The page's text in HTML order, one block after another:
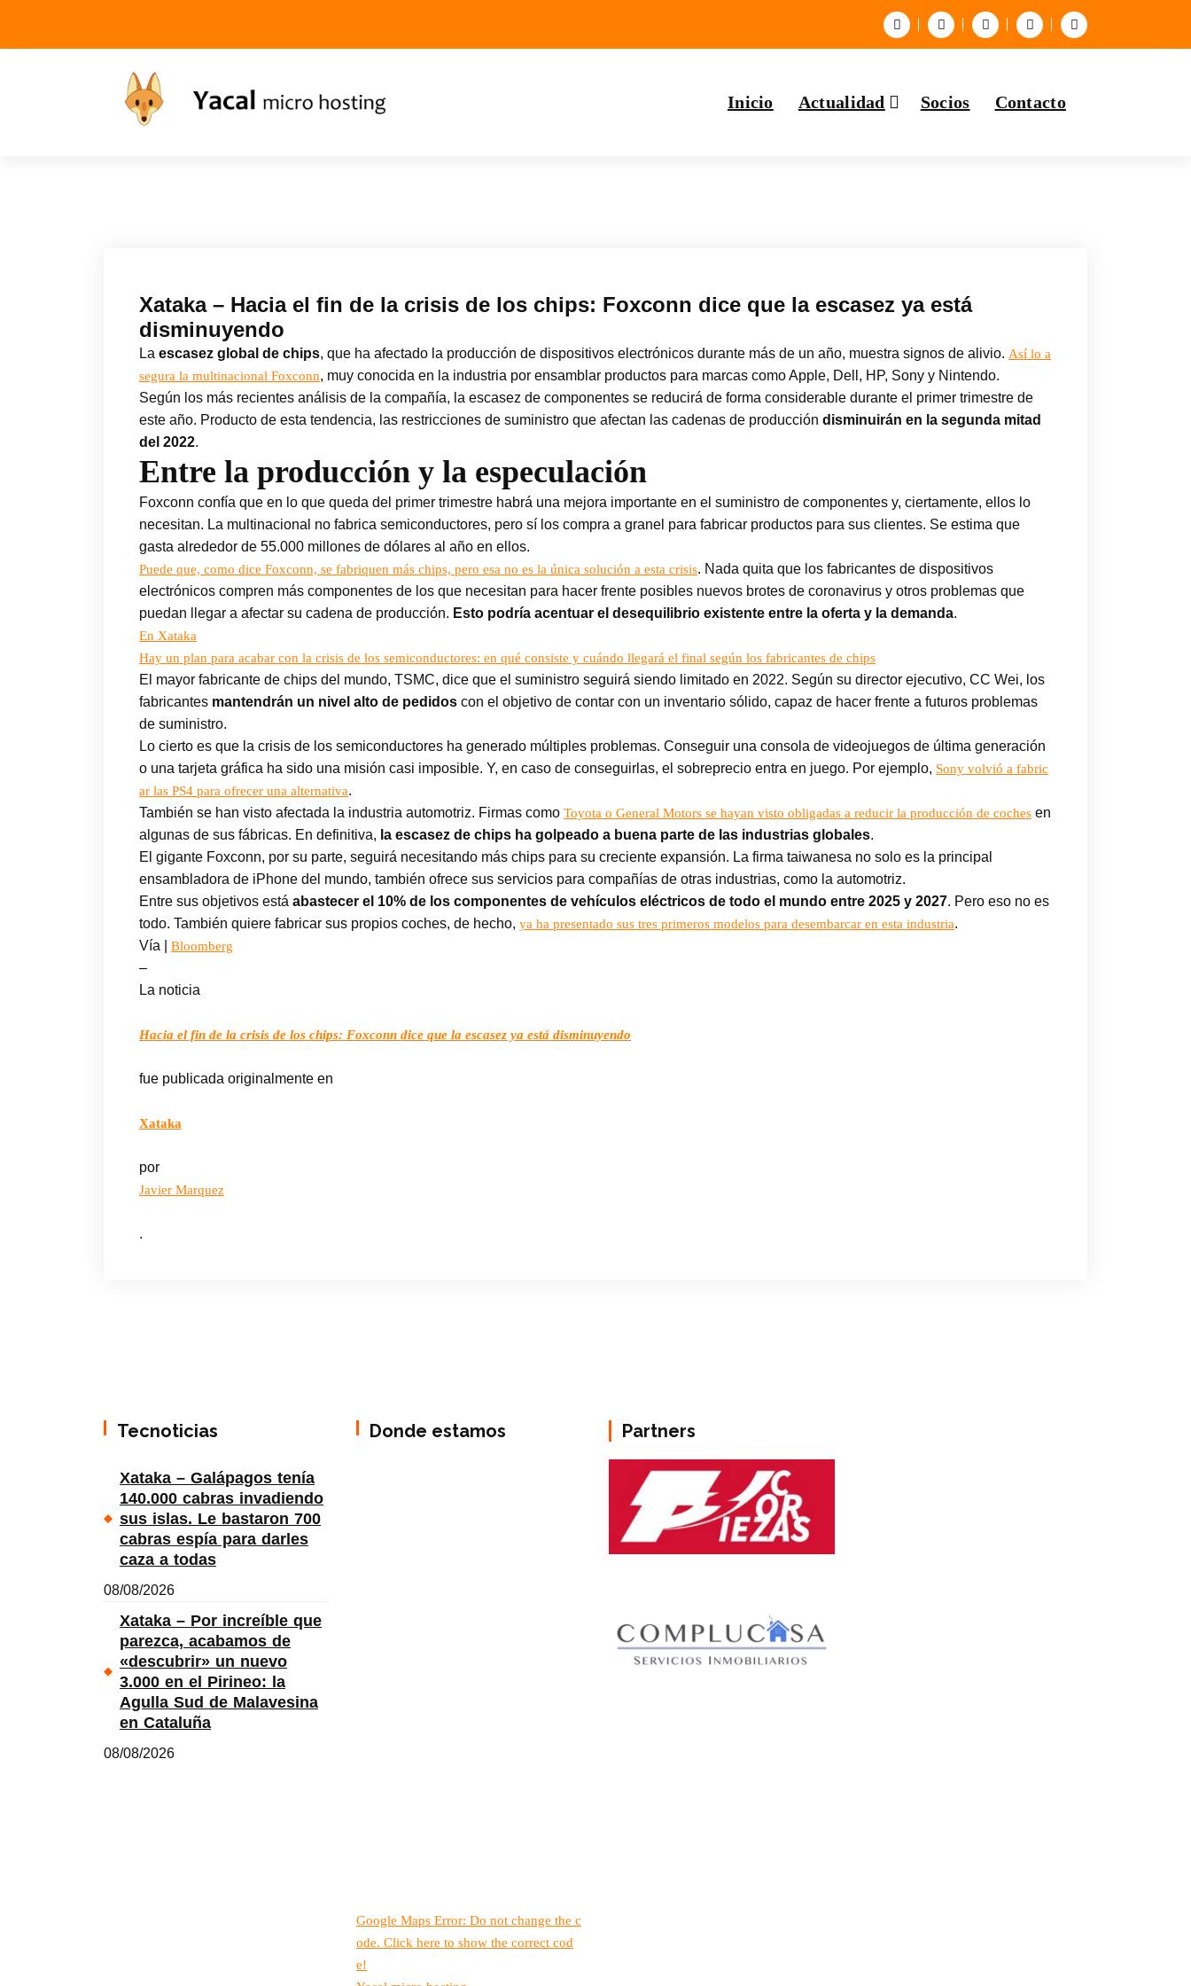
Inicio Actualidad Socios Contacto
Xataka – Hacia el fin de la crisis de los chips: Foxconn dice que la escasez ya está
disminuyendo
La escasez global de chips, que ha afectado la producción de dispositivos electrónicos durante más de un año, muestra signos de alivio. Así lo a
segura la multinacional Foxconn, muy conocida en la industria por ensamblar productos para marcas como Apple, Dell, HP, Sony y Nintendo.
Según los más recientes análisis de la compañía, la escasez de componentes se reducirá de forma considerable durante el primer trimestre de
este año. Producto de esta tendencia, las restricciones de suministro que afectan las cadenas de producción disminuirán en la segunda mitad
del 2022.
Entre la producción y la especulación
Foxconn confía que en lo que queda del primer trimestre habrá una mejora importante en el suministro de componentes y, ciertamente, ellos lo
necesitan. La multinacional no fabrica semiconductores, pero sí los compra a granel para fabricar productos para sus clientes. Se estima que
gasta alrededor de 55.000 millones de dólares al año en ellos.
Puede que, como dice Foxconn, se fabriquen más chips, pero esa no es la única solución a esta crisis. Nada quita que los fabricantes de dispositivos
electrónicos compren más componentes de los que necesitan para hacer frente posibles nuevos brotes de coronavirus y otros problemas que
puedan llegar a afectar su cadena de producción. Esto podría acentuar el desequilibrio existente entre la oferta y la demanda.
En Xataka
Hay un plan para acabar con la crisis de los semiconductores: en qué consiste y cuándo llegará el final según los fabricantes de chips
El mayor fabricante de chips del mundo, TSMC, dice que el suministro seguirá siendo limitado en 2022. Según su director ejecutivo, CC Wei, los
fabricantes mantendrán un nivel alto de pedidos con el objetivo de contar con un inventario sólido, capaz de hacer frente a futuros problemas
de suministro.
Lo cierto es que la crisis de los semiconductores ha generado múltiples problemas. Conseguir una consola de videojuegos de última generación
o una tarjeta gráfica ha sido una misión casi imposible. Y, en caso de conseguirlas, el sobreprecio entra en juego. Por ejemplo, Sony volvió a fabric
ar las PS4 para ofrecer una alternativa.
También se han visto afectada la industria automotriz. Firmas como Toyota o General Motors se hayan visto obligadas a reducir la producción de coches en
algunas de sus fábricas. En definitiva, la escasez de chips ha golpeado a buena parte de las industrias globales.
El gigante Foxconn, por su parte, seguirá necesitando más chips para su creciente expansión. La firma taiwanesa no solo es la principal
ensambladora de iPhone del mundo, también ofrece sus servicios para compañías de otras industrias, como la automotriz.
Entre sus objetivos está abastecer el 10% de los componentes de vehículos eléctricos de todo el mundo entre 2025 y 2027. Pero eso no es
todo. También quiere fabricar sus propios coches, de hecho, ya ha presentado sus tres primeros modelos para desembarcar en esta industria.
Vía | Bloomberg
–
La noticia
Hacia el fin de la crisis de los chips: Foxconn dice que la escasez ya está disminuyendo
fue publicada originalmente en
Xataka
por
Javier Marquez
.
Tecnoticias
Xataka – Galápagos tenía
140.000 cabras invadiendo
sus islas. Le bastaron 700
cabras espía para darles
caza a todas
08/08/2026
Xataka – Por increíble que
parezca, acabamos de
«descubrir» un nuevo
3.000 en el Pirineo: la
Agulla Sud de Malavesina
en Cataluña
08/08/2026
Donde estamos
Google Maps Error: Do not change the c
ode. Click here to show the correct cod
e!
Partners